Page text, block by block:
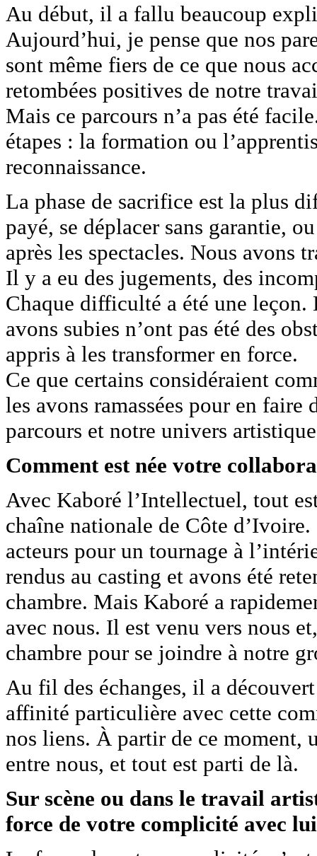
Au début, il a fallu beaucoup
Aujourd’hui, je pense que nos
sont même fiers de ce que nous
retombées positives de notre
Mais ce parcours n’a pas été
étapes : la formation ou
reconnaissance.
La phase de sacrifice est la plus
payé, se déplacer sans garantie,
après les spectacles. Nous avons
Il y a eu des jugements, des
Chaque difficulté a été une leçon.
avons subies n’ont pas été des
appris à les transformer en force.
Ce que certains considéraient
les avons ramassées pour en
parcours et notre univers
Comment est née votre
Avec Kaboré l’Intellectuel, tout
chaîne nationale de Côte
acteurs pour un tournage à
rendus au casting et avons été
chambre. Mais Kaboré a
avec nous. Il est venu vers nous
chambre pour se joindre à notre
Au fil des échanges, il a
affinité particulière avec cette
nos liens. À partir de ce moment,
entre nous, et tout est parti de là.
Sur scène ou dans le travail
force de votre complicité avec